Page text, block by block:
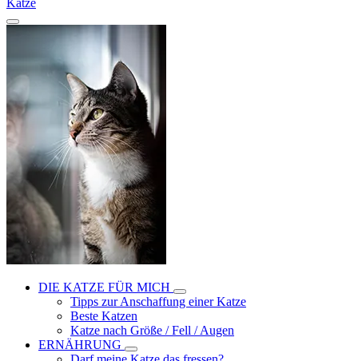
Katze
DIE KATZE FÜR MICH
Tipps zur Anschaffung einer Katze
Beste Katzen
Katze nach Größe / Fell / Augen
ERNÄHRUNG